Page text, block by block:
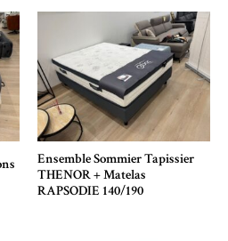
Ensemble Sommier Tapissier
THENOR + Matelas
RAPSODIE 140/190